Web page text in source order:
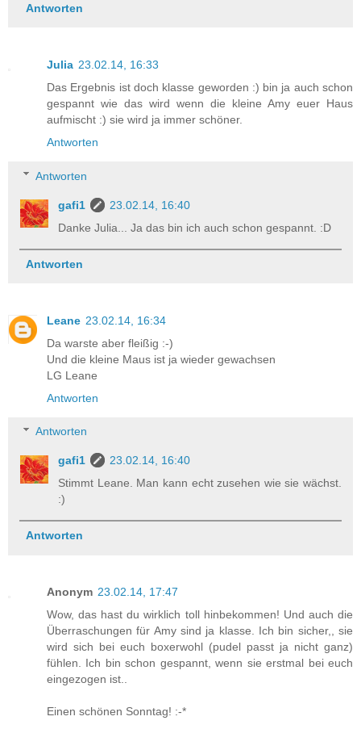
Antworten
Julia 23.02.14, 16:33
Das Ergebnis ist doch klasse geworden :) bin ja auch schon
gespannt wie das wird wenn die kleine Amy euer Haus
aufmischt :) sie wird ja immer schöner.
Antworten
Antworten
gafi1
23.02.14, 16:40
Danke Julia... Ja das bin ich auch schon gespannt. :D
Antworten
Leane 23.02.14, 16:34
Da warste aber fleißig :-)
Und die kleine Maus ist ja wieder gewachsen
LG Leane
Antworten
Antworten
gafi1
23.02.14, 16:40
Stimmt Leane. Man kann echt zusehen wie sie wächst.
:)
Antworten
Anonym 23.02.14, 17:47
Wow, das hast du wirklich toll hinbekommen! Und auch die
Überraschungen für Amy sind ja klasse. Ich bin sicher,, sie
wird sich bei euch boxerwohl (pudel passt ja nicht ganz)
fühlen. Ich bin schon gespannt, wenn sie erstmal bei euch
eingezogen ist..
Einen schönen Sonntag! :-*